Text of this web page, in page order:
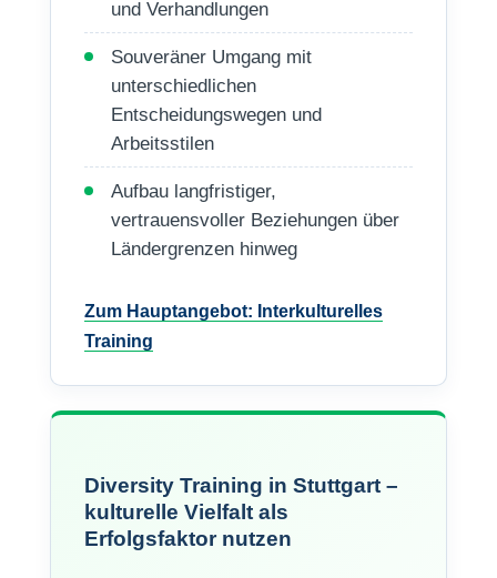
und Verhandlungen
Souveräner Umgang mit
unterschiedlichen
Entscheidungswegen und
Arbeitsstilen
Aufbau langfristiger,
vertrauensvoller Beziehungen über
Ländergrenzen hinweg
Zum Hauptangebot: Interkulturelles
Training
Diversity Training in Stuttgart –
kulturelle Vielfalt als
Erfolgsfaktor nutzen